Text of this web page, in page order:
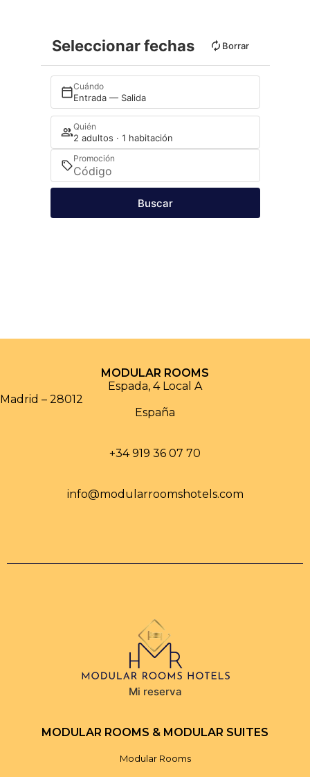
Seleccionar fechas Borrar
Cuándo
Entrada — Salida
Quién
2 adultos · 1 habitación
Promoción
Buscar
MODULAR ROOMS
Espada, 4 Local A
Madrid – 28012
España
+34 919 36 07 70
info@modularroomshotels.com
Mi reserva
MODULAR ROOMS & MODULAR SUITES
Modular Rooms